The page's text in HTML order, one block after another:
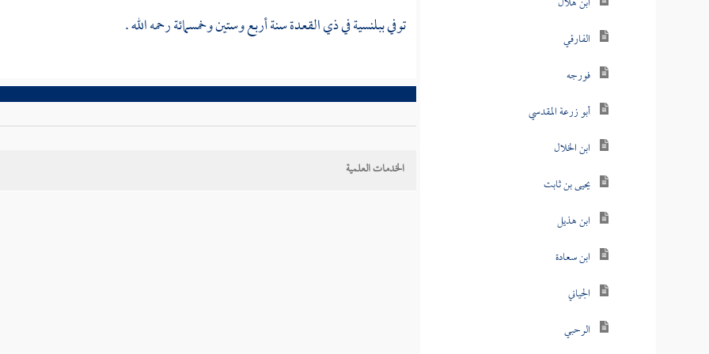
الفارقي
فورجه
أبو زرعة المقدسي
ابن الخلال
يحيى بن ثابت
ابن هذيل
ابن سعادة
الجياني
الرحبي
توفيببلنسيةفي ذي القعدة سنة أربع وستين وخمسمائة رحمه الله .
الخدمات العلمية